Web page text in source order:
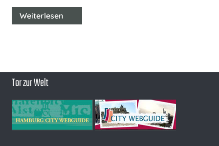
Weiterlesen
Tor zur Welt